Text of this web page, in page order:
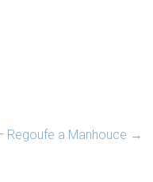
Regoufe a Manhouce →